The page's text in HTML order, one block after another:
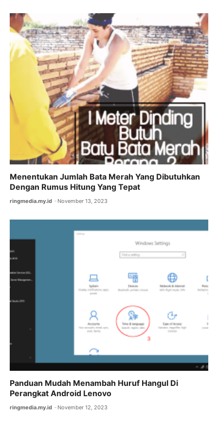
Menentukan Jumlah Bata Merah Yang Dibutuhkan
Dengan Rumus Hitung Yang Tepat
ringmedia.my.id November 13, 2023
Panduan Mudah Menambah Huruf Hangul Di
Perangkat Android Lenovo
ringmedia.my.id November 12, 2023